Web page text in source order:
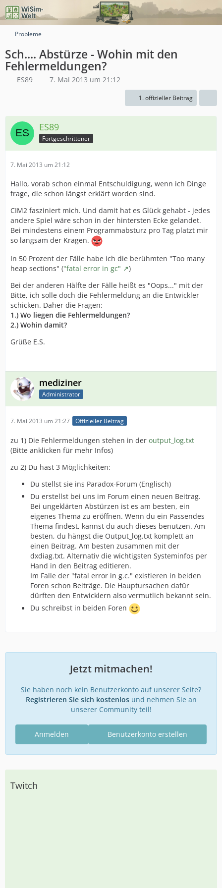
Probleme
Sch.... Abstürze - Wohin mit den
Fehlermeldungen?
ES89 7. Mai 2013 um 21:12
1. offizieller Beitrag
ES89
Fortgeschrittener
7. Mai 2013 um 21:12
Hallo, vorab schon einmal Entschuldigung, wenn ich Dinge
frage, die schon längst erklärt worden sind.
CIM2 fasziniert mich. Und damit hat es Glück gehabt - jedes
andere Spiel wäre schon in der hintersten Ecke gelandet.
Bei mindestens einem Programmabsturz pro Tag platzt mir
so langsam der Kragen.
In 50 Prozent der Fälle habe ich die berühmten "Too many
heap sections" ("fatal error in gc"
)
Bei der anderen Hälfte der Fälle heißt es "Oops..." mit der
Bitte, ich solle doch die Fehlermeldung an die Entwickler
schicken. Daher die Fragen:
1.) Wo liegen die Fehlermeldungen?
2.) Wohin damit?
Grüße E.S.
mediziner
Administrator
7. Mai 2013 um 21:27 Offizieller Beitrag
zu 1) Die Fehlermeldungen stehen in der output_log.txt
(Bitte anklicken für mehr Infos)
zu 2) Du hast 3 Möglichkeiten:
Du stellst sie ins Paradox-Forum (Englisch)
Du erstellst bei uns im Forum einen neuen Beitrag.
Bei ungeklärten Abstürzen ist es am besten, ein
eigenes Thema zu eröffnen. Wenn du ein Passendes
Thema findest, kannst du auch dieses benutzen. Am
besten, du hängst die Output_log.txt komplett an
einen Beitrag. Am besten zusammen mit der
dxdiag.txt. Alternativ die wichtigsten Systeminfos per
Hand in den Beitrag editieren.
Im Falle der "fatal error in g.c." existieren in beiden
Foren schon Beiträge. Die Hauptursachen dafür
dürften den Entwicklern also vermutlich bekannt sein.
Du schreibst in beiden Foren
Jetzt mitmachen!
Sie haben noch kein Benutzerkonto auf unserer Seite?
Registrieren Sie sich kostenlosund nehmen Sie an
unserer Community teil!
Benutzerkonto erstellen
Anmelden
Twitch